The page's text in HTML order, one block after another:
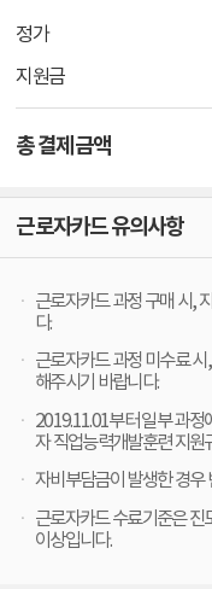
정가
지원금
총 결제금액
근로자카드 유의사항
근로자카드 과정 구매 시,
다.
근로자카드 과정 미수료
해주시기 바랍니다.
2019.11.01부터 일부 과정
자 직업능력개발훈련 지원
자비부담금이 발생한 경우
근로자카드 수료기준은
이상입니다.